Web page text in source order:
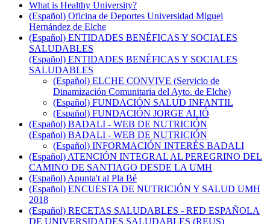
What is Healthy University?
(Español) Oficina de Deportes Universidad Miguel
Hernández de Elche
(Español) ENTIDADES BENÉFICAS Y SOCIALES
SALUDABLES
(Español) ENTIDADES BENÉFICAS Y SOCIALES
SALUDABLES
(Español) ELCHE CONVIVE (Servicio de
Dinamización Comunitaria del Ayto. de Elche)
(Español) FUNDACIÓN SALUD INFANTIL
(Español) FUNDACIÓN JORGE ALIÓ
(Español) BADALI - WEB DE NUTRICIÓN
(Español) BADALI - WEB DE NUTRICIÓN
(Español) INFORMACIÓN INTERÉS BADALI
(Español) ATENCIÓN INTEGRAL AL PEREGRINO DEL
CAMINO DE SANTIAGO DESDE LA UMH
(Español) Apunta't al Pla Bé
(Español) ENCUESTA DE NUTRICIÓN Y SALUD UMH
2018
(Español) RECETAS SALUDABLES - RED ESPAÑOLA
DE UNIVERSIDADES SALUDABLES (REUS)